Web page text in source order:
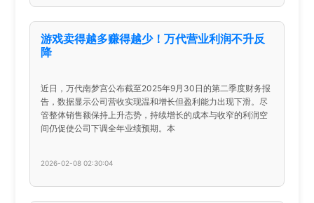
游戏卖得越多赚得越少！万代营业利润不升反
降
近日，万代南梦宫公布截至2025年9月30日的第二季度财务报
告，数据显示公司营收实现温和增长但盈利能力出现下滑。尽
管整体销售额保持上升态势，持续增长的成本与收窄的利润空
间仍促使公司下调全年业绩预期。本
2026-02-08 02:30:04